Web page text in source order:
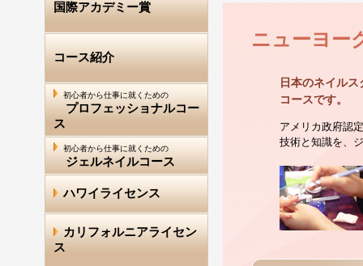
ニューヨー
日本のネイル
コースです。
アメリカ政府認
技術と知識を、
国際アカデミー賞
コース紹介
初心者から仕事に就くための
プロフェッショナルコー
ス
初心者から仕事に就くための
ジェルネイルコース
ハワイライセンス
カリフォルニアライセン
ス